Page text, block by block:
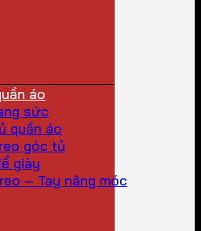
áo
sức
quần áo
góc tủ
giày
– Tay nâng móc